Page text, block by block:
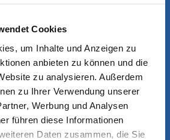
Cookies
um Inhalte und Anzeigen zu
anbieten zu können und die
zu analysieren. Außerdem
zu Ihrer Verwendung unserer
Werbung und Analysen
führen diese Informationen
Daten zusammen, die Sie
Vereinbarung
mit akuten Beschwerden
Notfalltermine bereit, die
ab 08:00 Uhr telefonisch
werden können.